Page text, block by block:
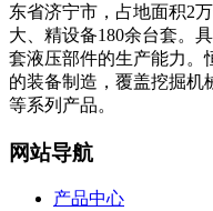
东省济宁市，占地面积2
大、精设备180余台套。
套液压部件的生产能力。
的装备制造，覆盖挖掘机
等系列产品。
网站导航
产品中心